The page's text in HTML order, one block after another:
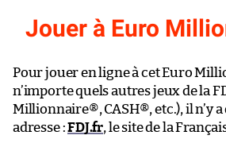
Jouer à Euro
Pour jouer en ligne à cet Euro
n’importe quels autres jeux de la
Millionnaire®, CASH®, etc.), il n’y a
adresse :FDJ.fr, le site de la